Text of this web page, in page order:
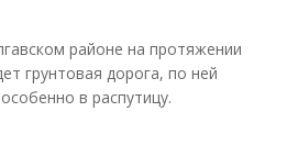
районе на протяжении
грунтовая дорога, по ней
в распутицу.